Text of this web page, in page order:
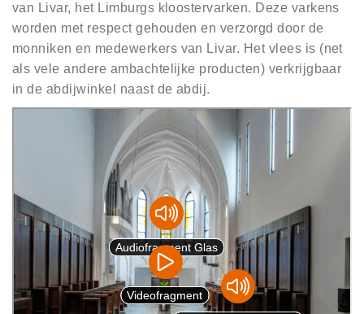
van Livar, het Limburgs kloostervarken. Deze varkens
worden met respect gehouden en verzorgd door de
monniken en medewerkers van Livar. Het vlees is (net
als vele andere ambachtelijke producten) verkrijgbaar
in de abdijwinkel naast de abdij.